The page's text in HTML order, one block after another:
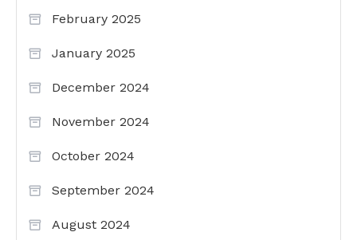
February 2025
January 2025
December 2024
November 2024
October 2024
September 2024
August 2024